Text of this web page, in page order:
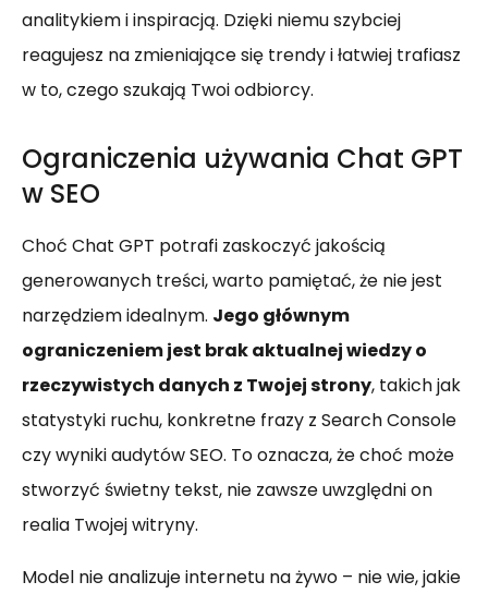
analitykiem i inspiracją. Dzięki niemu szybciej
reagujesz na zmieniające się trendy i łatwiej trafiasz
w to, czego szukają Twoi odbiorcy.
Ograniczenia używania Chat GPT
w SEO
Choć Chat GPT potrafi zaskoczyć jakością
generowanych treści, warto pamiętać, że nie jest
narzędziem idealnym. Jego głównym
ograniczeniem jest brak aktualnej wiedzy o
rzeczywistych danych z Twojej strony, takich jak
statystyki ruchu, konkretne frazy z Search Console
czy wyniki audytów SEO. To oznacza, że choć może
stworzyć świetny tekst, nie zawsze uwzględni on
realia Twojej witryny.
Model nie analizuje internetu na żywo – nie wie, jakie